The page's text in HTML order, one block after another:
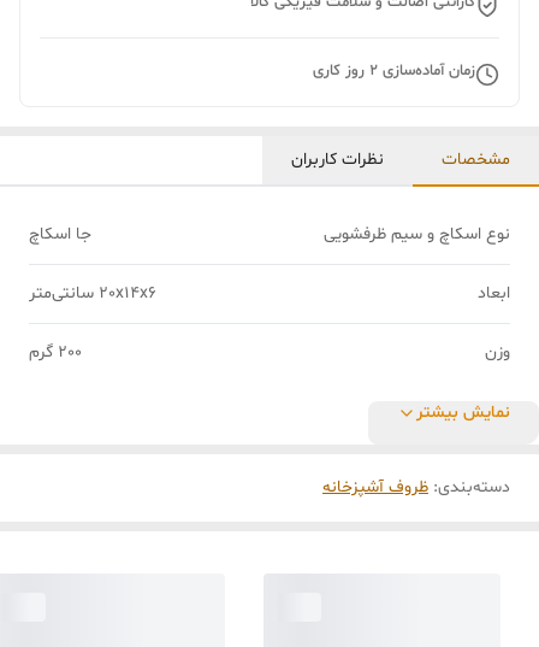
زمان آماده‌سازی 2 روز کاری
مشخصات نظرات کاربران
نوع اسکاچ و سیم ظرفشویی جا اسکاچ
ابعاد 20x14x6 سانتی‌متر
وزن 200 گرم
نمایش بیشتر
دسته‌بندی: ظروف آشپزخانه